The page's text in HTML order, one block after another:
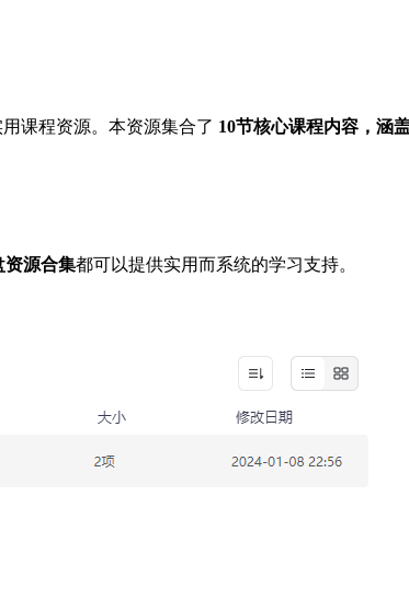
课程资源。本资源集合了 10节核心课程内容，涵
资源合集都可以提供实用而系统的学习支持。